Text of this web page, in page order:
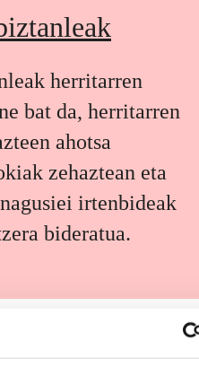
herritarren
bat da, herritarren
ahotsa
zehaztean eta
irtenbideak
bideratua.